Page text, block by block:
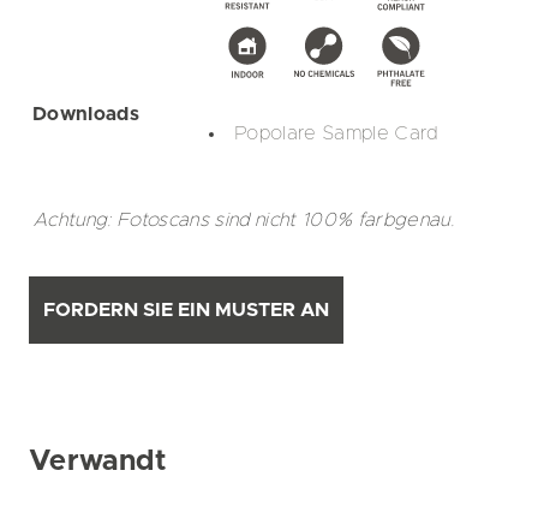
Downloads
Popolare Sample Card
Achtung: Fotoscans sind nicht 100% farbgenau.
FORDERN SIE EIN MUSTER AN
Verwandt